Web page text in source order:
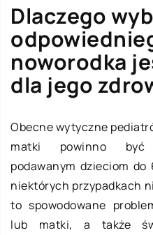
Dlaczego
noworodka
dla jego
Obecne wytyczne
matki powinno być
podawanym dzieciom
niektórych przypadkach
to spowodowane
lub matki, a także